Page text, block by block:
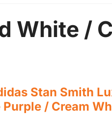
White /
Stan Smith
/ Cream